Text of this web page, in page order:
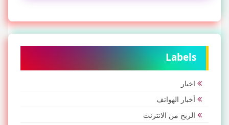
Labels
اخبار
أخبار الهواتف
الربح من الانترنت